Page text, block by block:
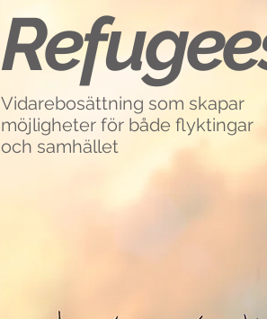
Vidarebosättning som skapar
möjligheter för både flyktingar
och samhället
Refugee